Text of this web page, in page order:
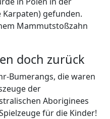
gefunden.
Mammutstoßzahn
doch zurück
Bumerangs, die waren
der
Aboriginees
für die Kinder!